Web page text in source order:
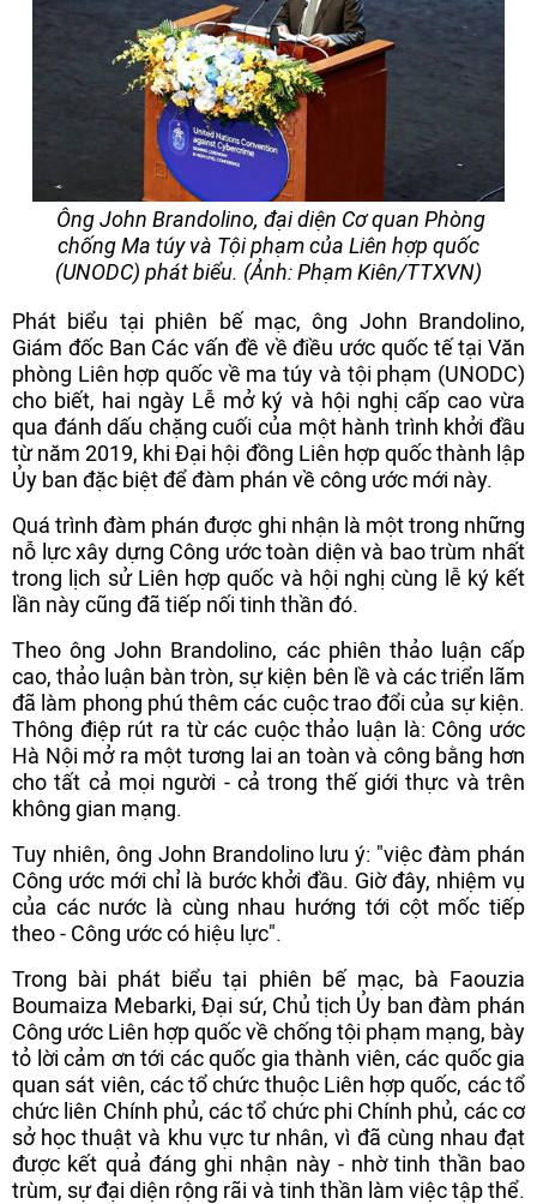
Ông John Brandolino, đại diện Cơ quan Phòng
chống Ma túy và Tội phạm của Liên hợp quốc
(UNODC) phát biểu. (Ảnh: Phạm Kiên/TTXVN)
Phát biểu tại phiên bế mạc, ông John Brandolino,
Giám đốc Ban Các vấn đề về điều ước quốc tế tại Văn
phòng Liên hợp quốc về ma túy và tội phạm (UNODC)
cho biết, hai ngày Lễ mở ký và hội nghị cấp cao vừa
qua đánh dấu chặng cuối của một hành trình khởi đầu
từ năm 2019, khi Đại hội đồng Liên hợp quốc thành lập
Ủy ban đặc biệt để đàm phán về công ước mới này.
Quá trình đàm phán được ghi nhận là một trong những
nỗ lực xây dựng Công ước toàn diện và bao trùm nhất
trong lịch sử Liên hợp quốc và hội nghị cùng lễ ký kết
lần này cũng đã tiếp nối tinh thần đó.
Theo ông John Brandolino, các phiên thảo luận cấp
cao, thảo luận bàn tròn, sự kiện bên lề và các triển lãm
đã làm phong phú thêm các cuộc trao đổi của sự kiện.
Thông điệp rút ra từ các cuộc thảo luận là: Công ước
Hà Nội mở ra một tương lai an toàn và công bằng hơn
cho tất cả mọi người - cả trong thế giới thực và trên
không gian mạng.
Tuy nhiên, ông John Brandolino lưu ý: "việc đàm phán
Công ước mới chỉ là bước khởi đầu. Giờ đây, nhiệm vụ
của các nước là cùng nhau hướng tới cột mốc tiếp
theo - Công ước có hiệu lực".
Trong bài phát biểu tại phiên bế mạc, bà Faouzia
Boumaiza Mebarki, Đại sứ, Chủ tịch Ủy ban đàm phán
Công ước Liên hợp quốc về chống tội phạm mạng, bày
tỏ lời cảm ơn tới các quốc gia thành viên, các quốc gia
quan sát viên, các tổ chức thuộc Liên hợp quốc, các tổ
chức liên Chính phủ, các tổ chức phi Chính phủ, các cơ
sở học thuật và khu vực tư nhân, vì đã cùng nhau đạt
được kết quả đáng ghi nhận này - nhờ tinh thần bao
trùm, sự đại diện rộng rãi và tinh thần làm việc tập thể.